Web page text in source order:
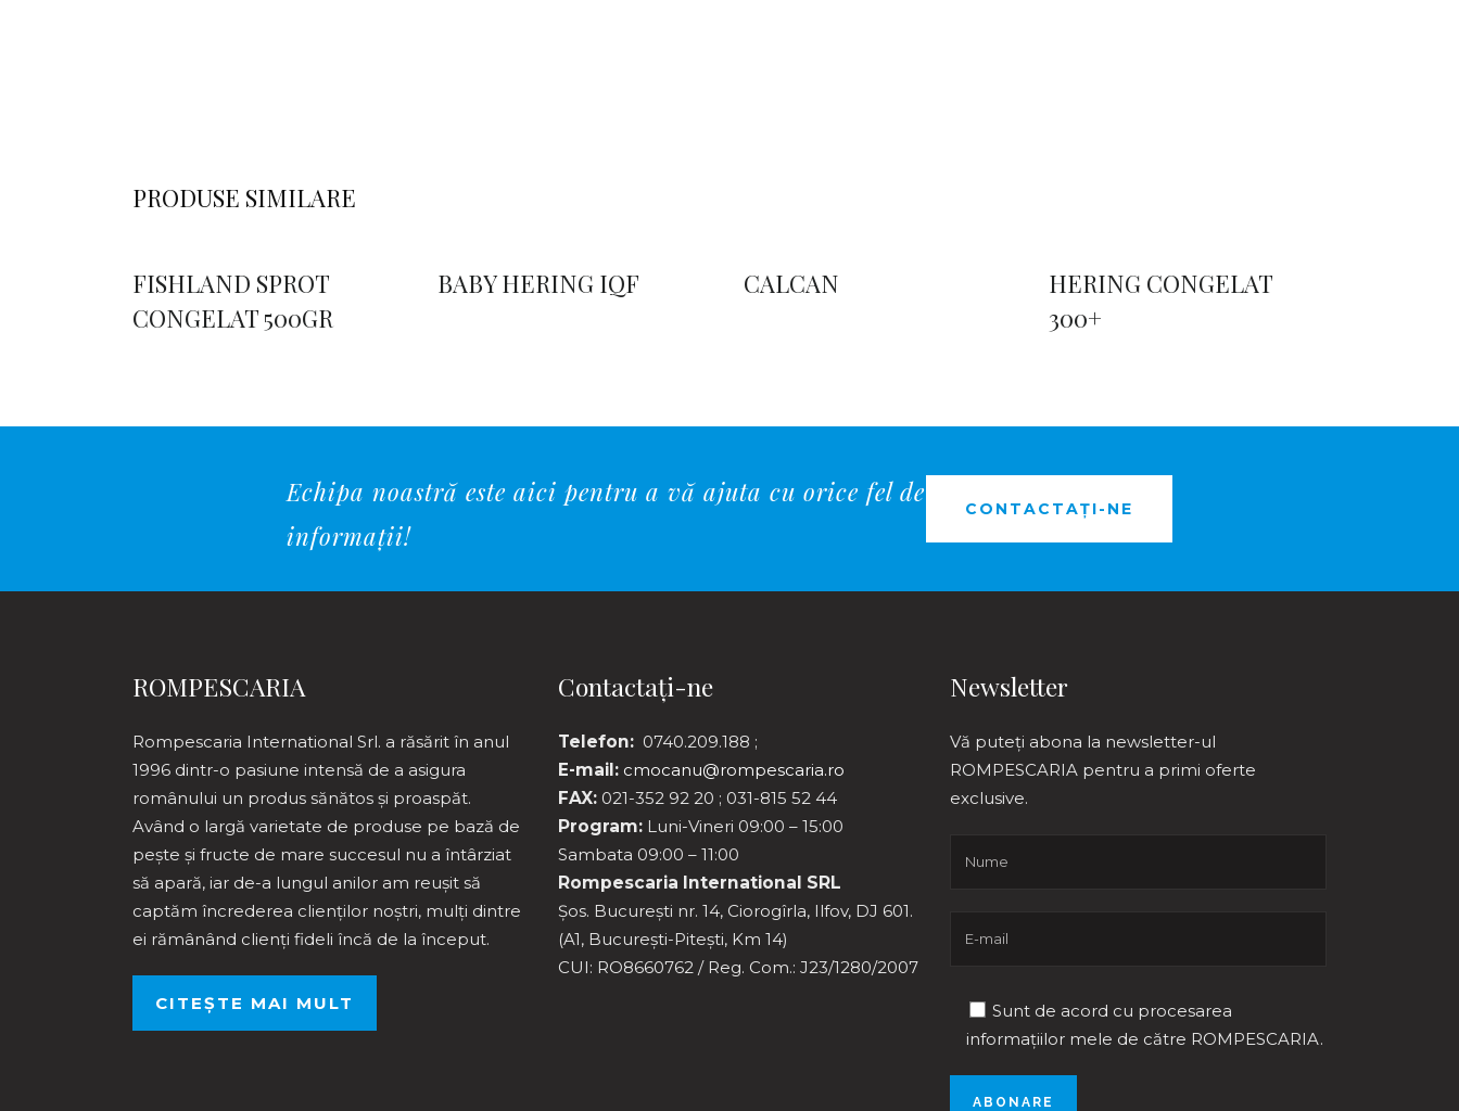
PRODUSE SIMILARE
FISHLAND SPROT
CONGELAT 500GR
BABY HERING IQF CALCAN
HERING CONGELAT
300+
Echipa noastră este aici pentru a vă ajuta cu orice fel de
informații!
CONTACTAȚI-NE
ROMPESCARIA
Rompescaria International Srl. a răsărit în anul
1996 dintr-o pasiune intensă de a asigura
românului un produs sănătos și proaspăt.
Având o largă varietate de produse pe bază de
pește și fructe de mare succesul nu a întârziat
să apară, iar de-a lungul anilor am reușit să
captăm încrederea clienților noștri, mulți dintre
ei rămânând clienți fideli încă de la început.
CITEȘTE MAI MULT
Contactați-ne
Telefon:0740.209.188 ;
E-mail: cmocanu@rompescaria.ro
FAX:021-352 92 20 ; 031-815 52 44
Program:Luni-Vineri 09:00 – 15:00
Sambata 09:00 – 11:00
Rompescaria International SRL
Șos. București nr. 14, Ciorogîrla, Ilfov, DJ 601.
(A1, București-Pitești, Km 14)
CUI: RO8660762 / Reg. Com.: J23/1280/2007
Newsletter
Vă puteți abona la newsletter-ul
ROMPESCARIA pentru a primi oferte
exclusive.
Sunt de acord cu procesarea
informațiilor mele de către ROMPESCARIA.